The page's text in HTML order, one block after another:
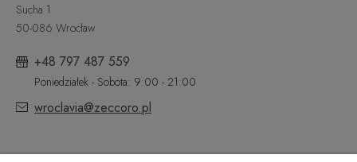
Sucha 1
50-086 Wrocław
+48 797 487 559
Poniedziałek - Sobota: 9:00 - 21:00
wroclavia@zeccoro.pl